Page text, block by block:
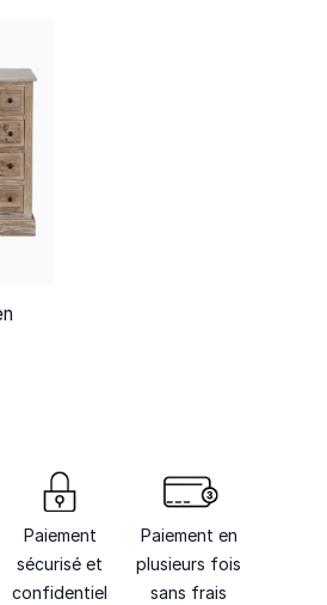
Paiement
sécurisé et
confidentiel
Paiement en
plusieurs fois
sans frais